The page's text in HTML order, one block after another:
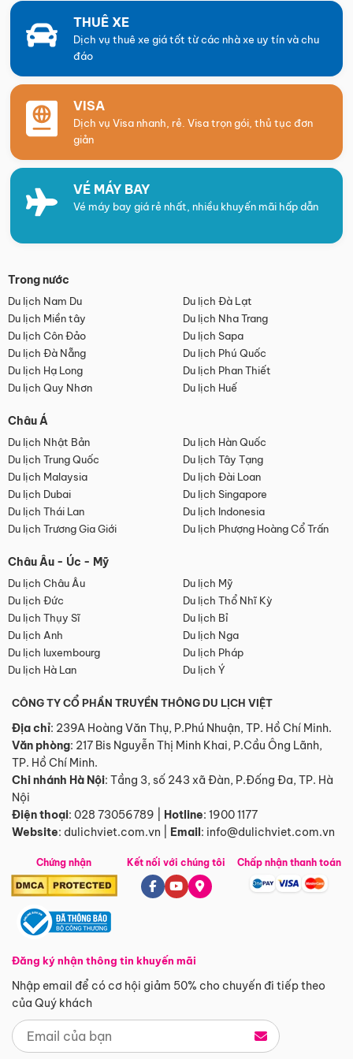
THUÊ XE
Dịch vụ thuê xe giá tốt từ các nhà xe uy tín và chu
đáo
VISA
Dịch vụ Visa nhanh, rẻ. Visa trọn gói, thủ tục đơn
giản
VÉ MÁY BAY
Vé máy bay giá rẻ nhất, nhiều khuyến mãi hấp dẫn
Trong nước
Du lịch Nam Du
Du lịch Đà Lạt
Du lịch Miền tây
Du lịch Nha Trang
Du lịch Côn Đảo
Du lịch Sapa
Du lịch Đà Nẵng
Du lịch Phú Quốc
Du lịch Hạ Long
Du lịch Phan Thiết
Du lịch Quy Nhơn
Du lịch Huế
Châu Á
Du lịch Nhật Bản
Du lịch Hàn Quốc
Du lịch Trung Quốc
Du lịch Tây Tạng
Du lịch Malaysia
Du lịch Đài Loan
Du lịch Dubai
Du lịch Singapore
Du lịch Thái Lan
Du lịch Indonesia
Du lịch Trương Gia Giới
Du lịch Phượng Hoàng Cổ Trấn
Châu Âu - Úc - Mỹ
Du lịch Châu Âu
Du lịch Mỹ
Du lịch Đức
Du lịch Thổ Nhĩ Kỳ
Du lịch Thụy Sĩ
Du lịch Bỉ
Du lịch Anh
Du lịch Nga
Du lịch luxembourg
Du lịch Pháp
Du lịch Hà Lan
Du lịch Ý
CÔNG TY CỔ PHẦN TRUYỀN THÔNG DU LỊCH VIỆT
Địa chỉ: 239A Hoàng Văn Thụ, P.Phú Nhuận, TP. Hồ Chí Minh.
Văn phòng: 217 Bis Nguyễn Thị Minh Khai, P.Cầu Ông Lãnh,
TP. Hồ Chí Minh.
Chi nhánh Hà Nội: Tầng 3, số 243 xã Đàn, P.Đống Đa, TP. Hà
Nội
Điện thoại: 028 73056789 Hotline: 1900 1177
Website: dulichviet.com.vn Email: info@dulichviet.com.vn
Chứng nhận
Đăng ký nhận thông tin khuyến mãi
Nhập email để có cơ hội giảm 50% cho chuyến đi tiếp theo
của Quý khách
Kết nối với chúng tôi Chấp nhận thanh toán